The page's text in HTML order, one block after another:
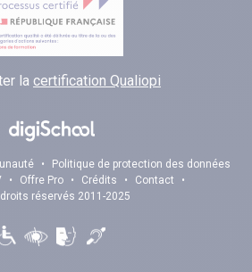
la certification Qualiopi
•
Politique de protection des données
• Offre Pro • Crédits • Contact
•
réservés 2011-2025